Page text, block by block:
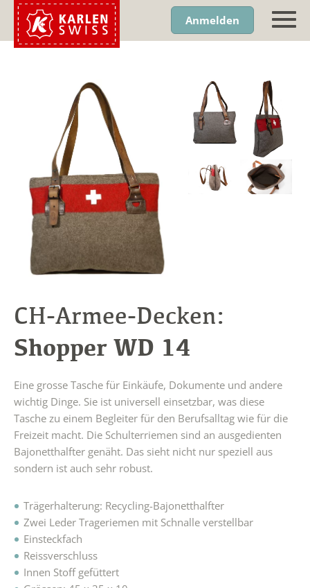
Anmelden
CH-Armee-Decken:
Shopper WD 14
Eine grosse Tasche für Einkäufe, Dokumente und andere
wichtig Dinge. Sie ist universell einsetzbar, was diese
Tasche zu einem Begleiter für den Berufsalltag wie für die
Freizeit macht. Die Schulterriemen sind an ausgedienten
Bajonetthalfter genäht. Das sieht nicht nur speziell aus
sondern ist auch sehr robust.
Trägerhalterung: Recycling-Bajonetthalfter
Zwei Leder Trageriemen mit Schnalle verstellbar
Einsteckfach
Reissverschluss
Innen Stoff gefüttert